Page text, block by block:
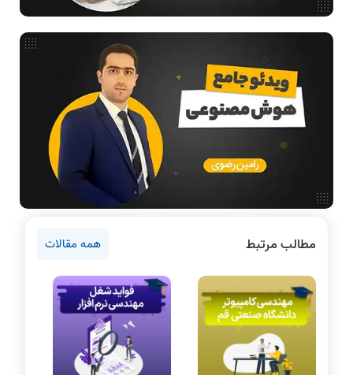
فناوری
آمادگی برای کنکور
دانشگاه ها
اخبار آزمون ها
دروس مهندسی کامپیوتر
پایتون
سی شارپ
علم داده
مقاله نویسی
مطالب مرتبط همه مقالات